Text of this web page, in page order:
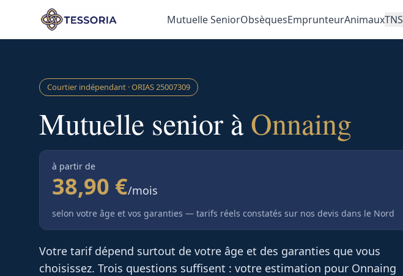
Aller au contenu principal
Mutuelle SeniorObsèquesEmprunteurAnimauxTNS
Courtier indépendant · ORIAS25007309
Mutuelle senior àOnnaing
à partir de
38,90 €/mois
selon votre âge et vos garanties — tarifs réels constatés sur nos devis dans le Nord
Votre tarif dépend surtout de votre âge et des garanties que vous
choisissez. Trois questions suffisent : votre estimation pour Onnaing